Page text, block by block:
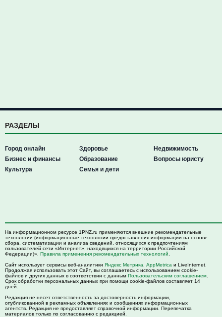
РАЗДЕЛЫ
Город онлайн
Бизнес и финансы
Культура
Здоровье
Образование
Семья и дети
Недвижимость
Вопросы юристу
На информационном ресурсе 1PNZ.ru применяются внешние рекомендательные
технологии (информационные технологии предоставления информации на основе
сбора, систематизации и анализа сведений, относящихся к предпочтениям
пользователей сети «Интернет», находящихся на территории Российской
Федерации)». Правила применения рекомендательных технологий
Сайт использует сервисы веб-аналитики Яндекс Метрика AppMetrica и LiveInternet.
Продолжая использовать этот Сайт, вы соглашаетесь с использованием cookie-
файлов и других данных в соответствии с данным Пользовательским соглашением
Срок обработки персональных данных при помощи cookie-файлов составляет 14
дней.
Редакция не несет ответственность за достоверность информации,
опубликованной в рекламных объявлениях и сообщениях информационных
агентств. Редакция не предоставляет справочной информации. Перепечатка
материалов только по согласованию с редакцией.